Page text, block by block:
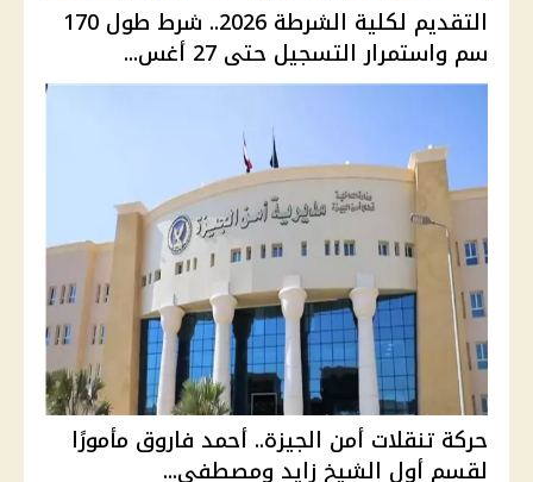
التقديم لكلية الشرطة 2026.. شرط طول 170
سم واستمرار التسجيل حتى 27 أغس...
حركة تنقلات أمن الجيزة.. أحمد فاروق مأمورًا
لقسم أول الشيخ زايد ومصطفى...